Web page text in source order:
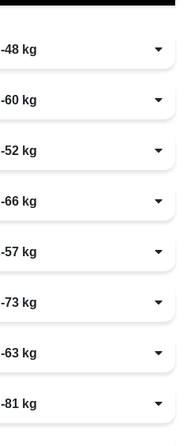
-48 kg
-60 kg
-52 kg
-66 kg
-57 kg
-73 kg
-63 kg
-81 kg